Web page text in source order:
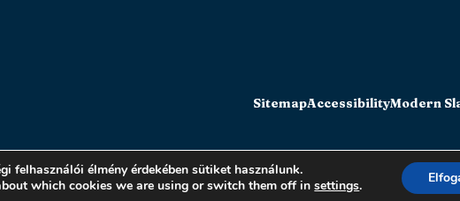
SitemapAccessibilityModern
felhasználói élmény érdekében sütiket használunk.
which cookies we are using or switch them off insettings.